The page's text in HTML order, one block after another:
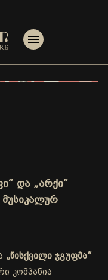
და „არქი“
„წისქვილი ჯგუფმა“
კომპანია